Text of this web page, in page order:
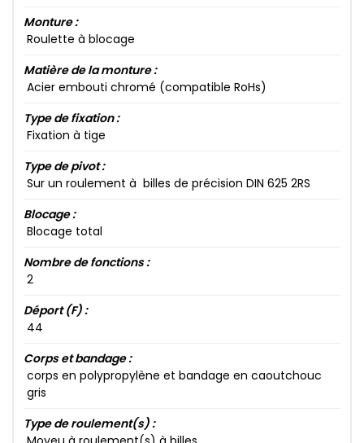
Monture :
Roulette à blocage
Matière de la monture :
Acier embouti chromé (compatible RoHs)
Type de fixation :
Fixation à tige
Type de pivot :
Sur un roulement à billes de précision DIN 625​ 2​RS
Blocage :
Blocage total
Nombre de fonctions :
2​
Déport (F) :
44​
Corps et bandage :
corps en polypropylène et bandage en caoutchouc
gris
Type de roulement(s) :